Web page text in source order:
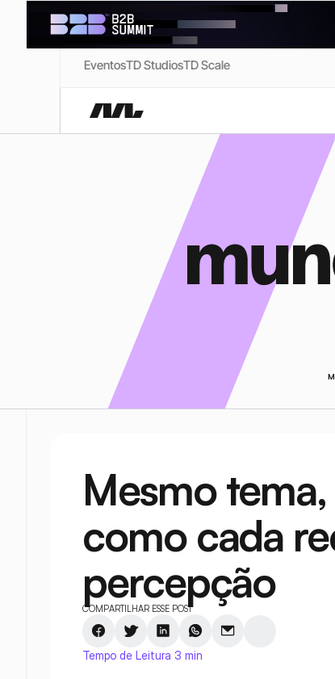
EventosTD StudiosTD Scale
Mesmo
como cada
percepção
COMPARTILHAR ESSE POST
Tempo de Leitura 3 min